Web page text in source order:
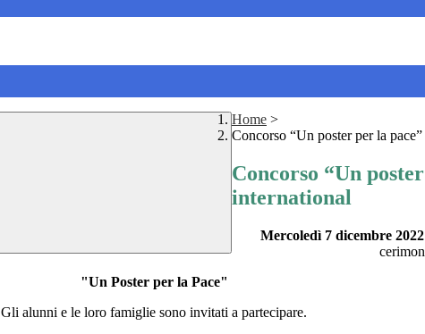
Home >
Concorso “Un poster per la
Concorso “Un
international
Mercoledì 7 dicembre 2022
"Un Poster per la Pace"
Gli alunni e le loro famiglie sono invitati a partecipare.